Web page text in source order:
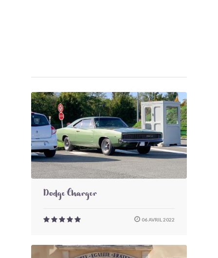
Dodge Charger
06 AVRIL 2022